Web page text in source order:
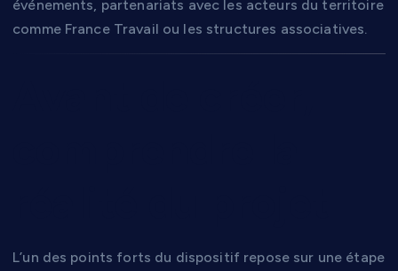
événements, partenariats avec les acteurs du territoire
comme France Travail ou les structures associatives.
L’un des points forts du dispositif repose sur une étape